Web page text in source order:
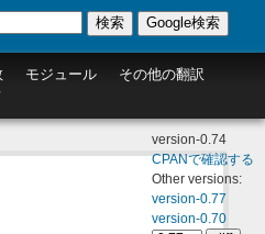
モジュール
その他の翻訳
検索 Google検索
version-0.74
CPANで確認する
Other versions:
version-0.77
version-0.70